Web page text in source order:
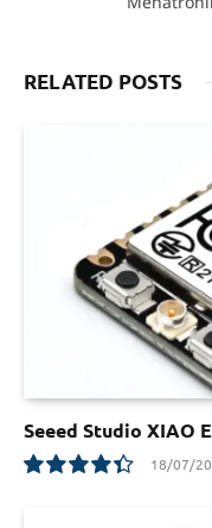
RELATED POSTS
Seeed Studio XIAO
18/07/